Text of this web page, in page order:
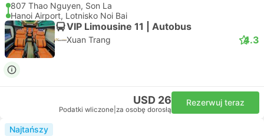
807 Thao Nguyen, Son La
Hanoi Airport, Lotnisko Noi Bai
VIP Limousine 11 | Autobus
Xuan Trang 4.3
USD 26
Podatki wliczone za osobę dorosłą
Rezerwuj teraz
Najtańszy